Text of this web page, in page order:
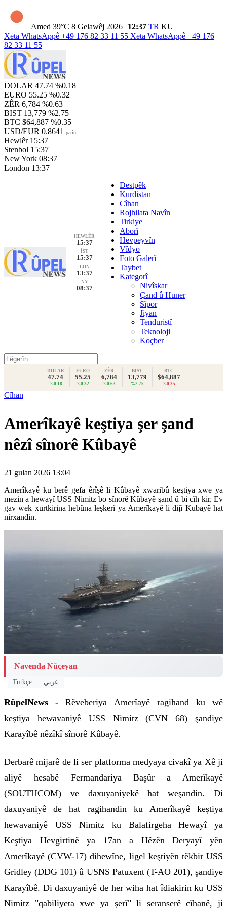
Amed 39°C 8 Gelawêj 2026 12:37 TR KU
Xeta WhatsAppê +49 176 82 33 11 55 Xeta WhatsAppê +49 176
82 33 11 55
DOLAR 47.74 %0.18
EURO 55.25 %0.32
ZÊR 6,784 %0.63
BIST 13,779 %2.75
BTC $64,887 %0.35
USD/EUR 0.8641 parîte
Hewlêr 15:37
Stenbol 15:37
New York 08:37
London 13:37
HEWLÊR
15:37
İST
15:37
LON
13:37
NY
08:37
Destpêk
Kurdistan
Cîhan
Rojhilata Navîn
Tirkiye
Aborî
Hevpeyvîn
Vîdyo
Foto Galerî
Taybet
Kategorî
Nivîskar
Çand û Huner
Sîpor
Jiyan
Tenduristî
Teknoloji
Koçber
DOLAR
47.74
%0.18
EURO
55.25
%0.32
ZÊR
6,784
%0.63
BIST
13,779
%2.75
BTC
$64,887
%0.35
Cîhan
Amerîkayê keştiya şer şand
nêzî sînorê Kûbayê
21 gulan 2026 13:04
Amerîkayê ku berê gefa êrîşê li Kûbayê xwaribû keştiya xwe ya
mezin a hewayî USS Nimitz bo sînorê Kûbayê şand û bi cîh kir. Ev
gav wek xurtkirina hebûna leşkerî ya Amerîkayê li dijî Kubayê hat
nirxandin.
Navenda Nûçeyan
|
Türkçe عربي
RûpelNews - Rêveberiya Amerîayê ragihand ku wê
keştiya hewavaniyê USS Nimitz (CVN 68) şandiye
Karayîbê nêzîkî sînorê Kûbayê.
Derbarê mijarê de li ser platforma medyaya civakî ya Xê ji
aliyê hesabê Fermandariya Başûr a Amerîkayê
(SOUTHCOM) ve daxuyaniyekê hat weşandin. Di
daxuyaniyê de hat ragihandin ku Amerîkayê keştiya
hewavaniyê USS Nimitz ku Balafirgeha Hewayî ya
Keştiya Hevgirtinê ya 17an a Hêzên Deryayî yên
Amerîkayê (CVW-17) dihewîne, ligel keştiyên têkbir USS
Gridley (DDG 101) û USNS Patuxent (T-AO 201), şandiye
Karayîbê. Di daxuyaniyê de her wiha hat îdiakirin ku USS
Nimitz "qabiliyeta xwe ya şerî" li seranserê cîhanê, ji